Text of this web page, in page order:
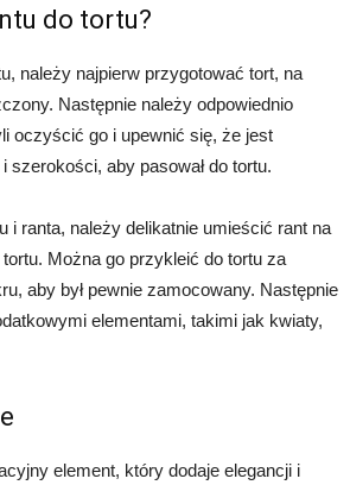
do tortu?
należy najpierw przygotować tort, na
Następnie należy odpowiednio
oczyścić go i upewnić się, że jest
szerokości, aby pasował do tortu.
i ranta, należy delikatnie umieścić rant na
Można go przykleić do tortu za
aby był pewnie zamocowany. Następnie
elementami, takimi jak kwiaty,
element, który dodaje elegancji i